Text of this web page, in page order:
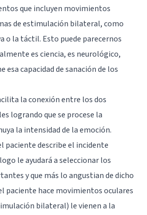
que incluyen movimientos
de estimulación bilateral, como
o la táctil. Esto puede parecernos
es ciencia, es neurológico,
esa capacidad de sanación de los
la conexión entre los dos
logrando que se procese la
la intensidad de la emoción.
paciente describe el incidente
le ayudará a seleccionar los
y que más lo angustian de dicho
paciente hace movimientos oculares
bilateral) le vienen a la